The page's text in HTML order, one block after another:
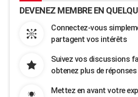
DEVENEZ MEMBRE EN
Connectez-vous
partagent vos intérêts
Suivez vos discussions
obtenez plus de réponses
Mettez en avant votre